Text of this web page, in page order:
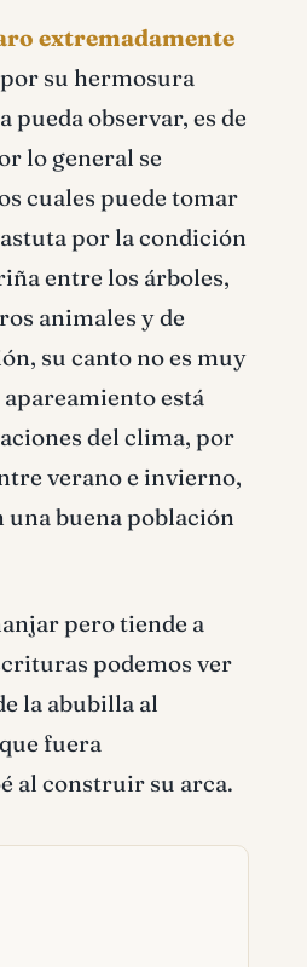
extremadamente
su hermosura
pueda observar, es de
lo general se
cuales puede tomar
por la condición
entre los árboles,
animales y de
su canto no es muy
está
del clima, por
verano e invierno,
una buena población
pero tiende a
podemos ver
la abubilla al
fuera
al construir su arca.